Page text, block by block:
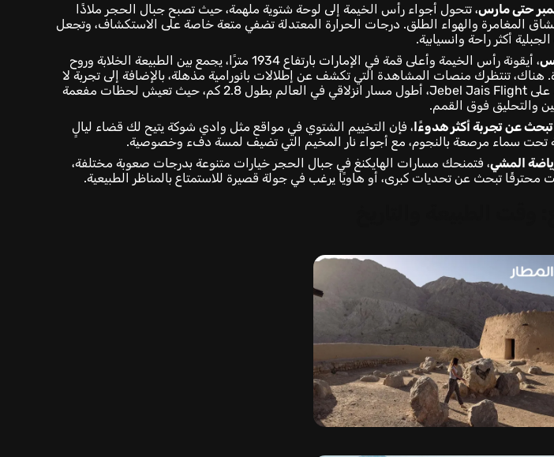
حتى مارس، تتحول أجواء رأس الخيمة إلى لوحة شتوية ملهمة، حيث تصبح جبال الحجر ملاذًا
المغامرة والهواء الطلق. درجات الحرارة المعتدلة تضفي متعة خاصة على الاستكشاف، وتجعل
أكثر راحة وانسيابية.
، أيقونة رأس الخيمة وأعلى قمة في الإمارات بارتفاع 1934 مترًا، يجمع بين الطبيعة الخلابة وروح
هناك، تنتظرك منصات المشاهدة التي تكشف عن إطلالات بانورامية مذهلة، بالإضافة إلى تجربة لا
مثيل لها على Jebel Jais Flight، أطول مسار انزلاقي في العالم بطول 2.8 كم، حيث تعيش لحظات مفعمة
والتحليق فوق القمم.
عن تجربة أكثر هدوءًا، فإن التخييم الشتوي في مواقع مثل وادي شوكة يتيح لك قضاء ليالٍ
تحت سماء مرصعة بالنجوم، مع أجواء نار المخيم التي تضيف لمسة دفء وخصوصية.
المشي، فتمنحك مسارات الهايكنغ في جبال الحجر خيارات متنوعة بدرجات صعوبة مختلفة،
محترفًا تبحث عن تحديات كبرى، أو هاويًا يرغب في جولة قصيرة للاستمتاع بالمناظر الطبيعية.